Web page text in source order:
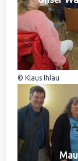
© Klaus Ihlau